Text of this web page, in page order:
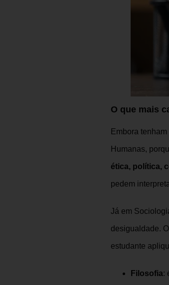
O que mais
Embora
Humanas,
ética, política,
pedem
Já em
desigualdade.
estudante
Filosofia: